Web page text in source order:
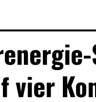
vier